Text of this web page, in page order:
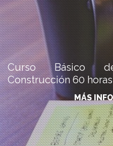
Curso Básico
Construcción 60
MÁS